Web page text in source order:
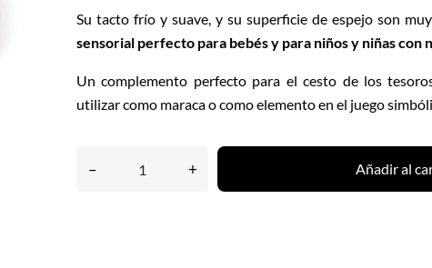
Su tacto frío y suave, y su superficie de espejo son
sensorial perfecto para bebés y para niños y niñas con
Un complemento perfecto para el cesto de los
utilizar como maraca o como elemento en el juego
– + Añadir al